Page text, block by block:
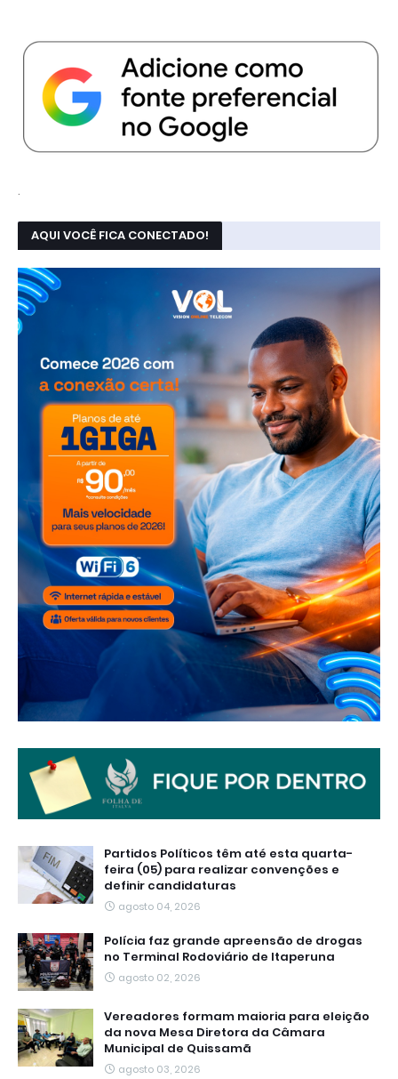
.
AQUI VOCÊ FICA CONECTADO!
Partidos Políticos têm até esta quarta-
feira (05) para realizar convenções e
definir candidaturas
agosto 04, 2026
Polícia faz grande apreensão de drogas
no Terminal Rodoviário de Itaperuna
agosto 02, 2026
Vereadores formam maioria para eleição
da nova Mesa Diretora da Câmara
Municipal de Quissamã
agosto 03, 2026